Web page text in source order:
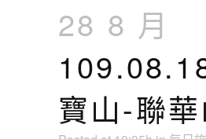
28 8 月
寶山-聯